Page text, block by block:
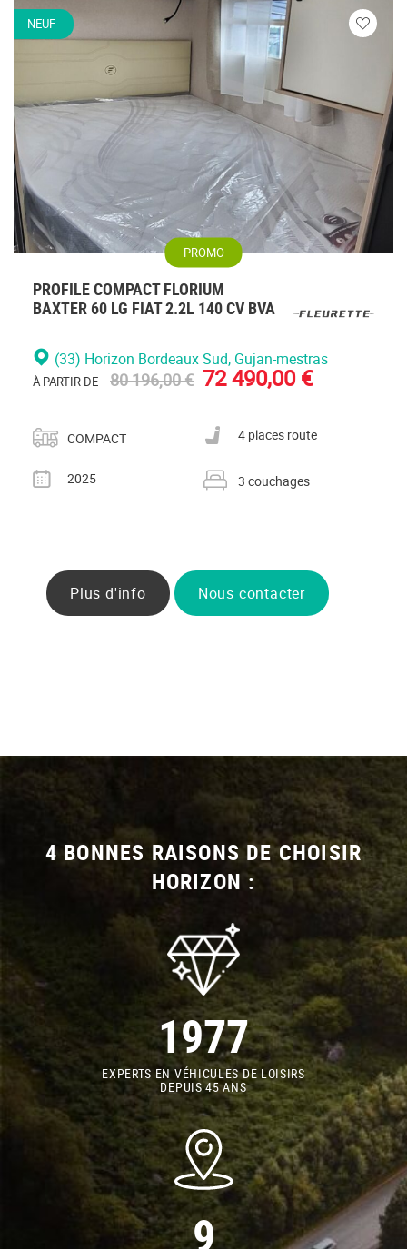
NEUF
Veuillez
PROMO
PROFILE COMPACT FLORIUM
BAXTER 60 LG FIAT 2.2L 140 CV BVA
(33) Horizon Bordeaux Sud, Gujan-mestras
À PARTIR DE 80 196,00 € 72 490,00 €
Catégorie
COMPACT
Nombre de places carte grise
4 places route
Année
2025
Nombre de couchages
3 couchages
Plus d'info Nous contacter
4 BONNES RAISONS DE CHOISIR
HORIZON :
1977
EXPERTS EN VÉHICULES DE LOISIRS
DEPUIS 45 ANS
9